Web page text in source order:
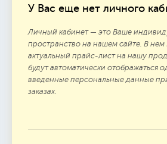
У Вас еще нет личного
Личный кабинет — это Ваше
пространство на нашем сайте. В нем
актуальный прайс-лист на нашу
будут автоматически отображаться
введенные персональные данные
заказах.